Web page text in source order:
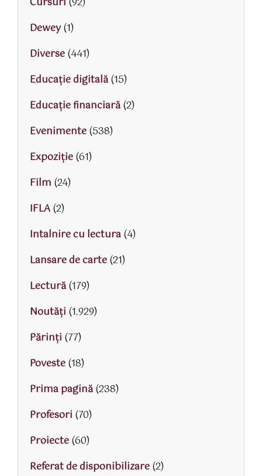
Dewey(1)
Diverse(441)
Educaţie digitală(15)
Educaţie financiară(2)
Evenimente(538)
Expoziție(61)
Film (24)
IFLA(2)
Intalnire cu lectura(4)
Lansare de carte(21)
Lectură(179)
Noutăți (1.929)
Părinţi (77)
Poveste(18)
Prima pagină(238)
Profesori (70)
Proiecte(60)
Referat de disponibilizare(2)